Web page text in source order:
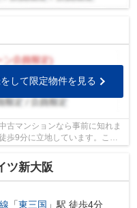
して限定物件を見る
古マンションなら事前に知れま
歩9分に立地しています。こち
ツ新大阪
「東三国 」駅 徒歩4分